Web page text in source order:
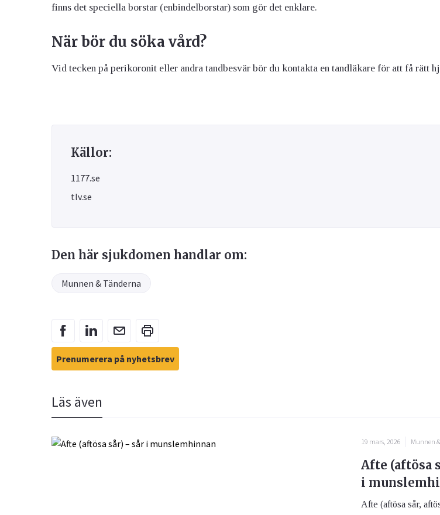
finns det speciella borstar (enbindelborstar) som gör det enklare.
När bör du söka vård?
Vid tecken på perikoronit eller andra tandbesvär bör du kontakta en tandläkare för att få rätt
Källor:
1177.se
tlv.se
Den här sjukdomen handlar om:
Munnen & Tänderna
Prenumerera på nyhetsbrev
Läs även
19 mars, 2026 Munnen
Afte (aftösa
i
Afte (aftösa sår,